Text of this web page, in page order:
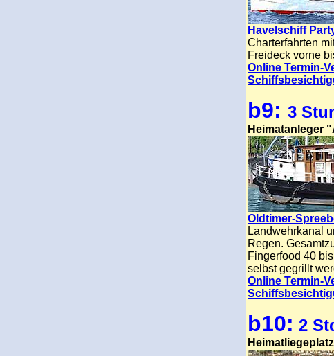
Havelschiff
Charterfahrten
Freideck vorne
Online Termin-
b9: 3
Heimatanleger
Oldtimer-
Landwehrkanal
Regen.
Fingerfood 40
selbst gegrillt
Online Termin-
b10: 2